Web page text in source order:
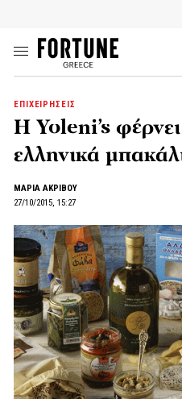
ΕΠΙΧΕΙΡΗΣΕΙΣ
H Yoleni’s
ελληνικά
ΜΑΡΙΑ ΑΚΡΙΒΟΥ
27/10/2015, 15:27